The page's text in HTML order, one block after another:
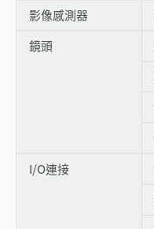
影像感測器
鏡頭
I/O連接